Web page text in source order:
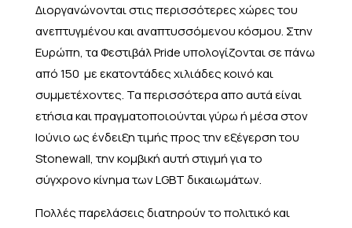
Διοργανώνονται στις περισσότερες χώρες του
ανεπτυγμένου και αναπτυσσόμενου κόσμου. Στην
Ευρώπη, τα Φεστιβάλ Pride υπολογίζονται σε πάνω
από 150 με εκατοντάδες χιλιάδες κοινό και
συμμετέχοντες. Τα περισσότερα απο αυτά είναι
ετήσια και πραγματοποιούνται γύρω ή μέσα στον
Ιούνιο ως ένδειξη τιμής προς την εξέγερση του
Stonewall, την κομβική αυτή στιγμή για το
σύγχρονο κίνημα των LGBT δικαιωμάτων.
Πολλές παρελάσεις διατηρούν το πολιτικό και